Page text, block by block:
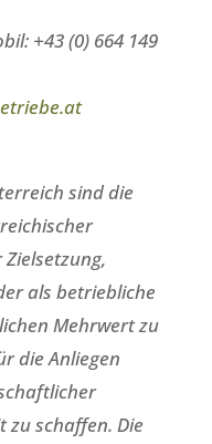
+43 (0) 664 149
sind die
als betriebliche
Mehrwert zu
die Anliegen
zu schaffen. Die